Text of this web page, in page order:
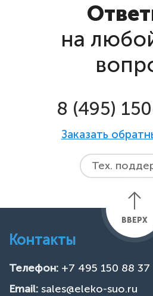
на
8 (495)
Заказать
Тех.
ВВЕРХ
Контакты
Телефон: +7 495 150 88 37
Email: sales@eleko-suo.ru